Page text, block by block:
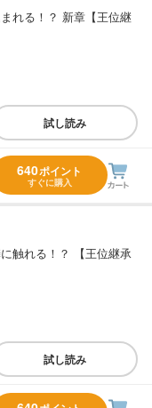
れる！？ 新章【王位継
試し読み
640ポイント
すぐに購入
触れる！？ 【王位継承
試し読み